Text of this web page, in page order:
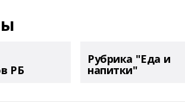
РБ
Рубрика "Еда и
напитки"